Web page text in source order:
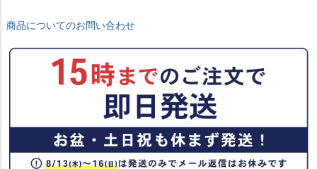
商品についてのお問い合わせ